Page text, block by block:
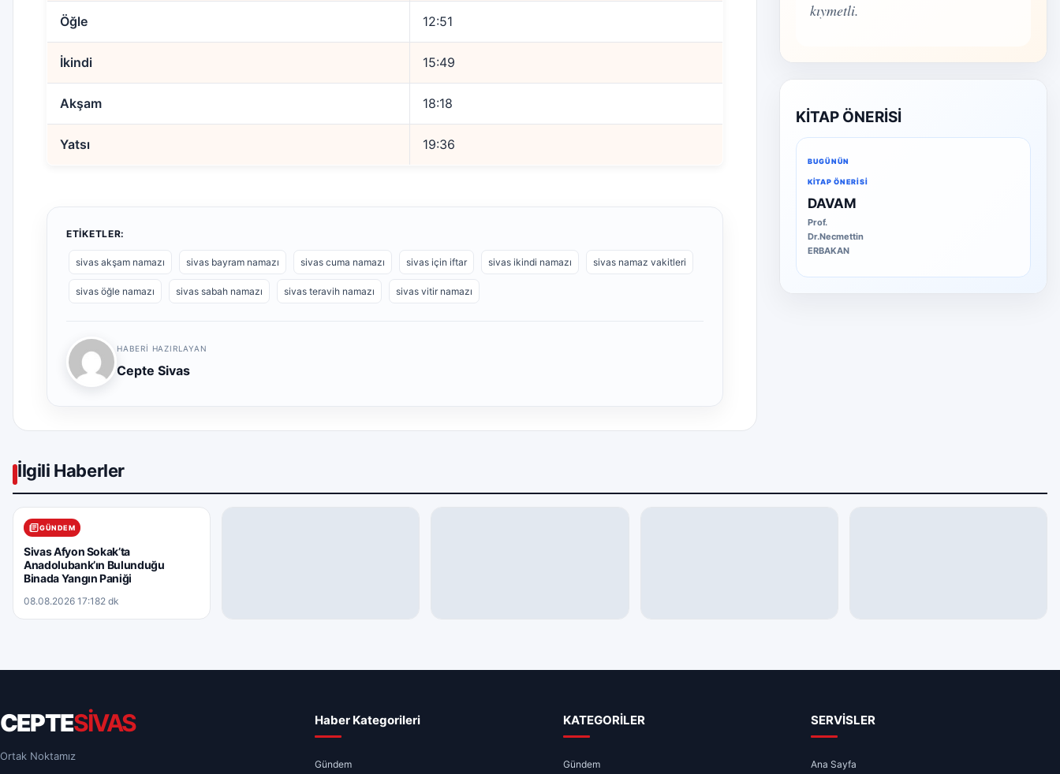
Öğle 12:51
İkindi 15:49
Akşam 18:18
Yatsı 19:36
ETIKETLER:
sivas akşam namazı sivas bayram namazı sivas cuma namazı sivas için iftar sivas ikindi namazı sivas namaz vakitleri
sivas öğle namazı sivas sabah namazı sivas teravih namazı sivas vitir namazı
HABERI HAZIRLAYAN
Cepte Sivas
kıymetli.
KİTAP ÖNERİSİ
BUGÜNÜN
KITAP ÖNERISI
DAVAM
Prof.
Dr.Necmettin
ERBAKAN
İlgili Haberler
GÜNDEM
Sivas Afyon Sokak’ta
Anadolubank’ın Bulunduğu
Binada Yangın Paniği
08.08.2026 17:182 dk
CEPTESİVAS
Ortak Noktamız
Haber Kategorileri
Gündem
KATEGORİLER
Gündem
SERVİSLER
Ana Sayfa